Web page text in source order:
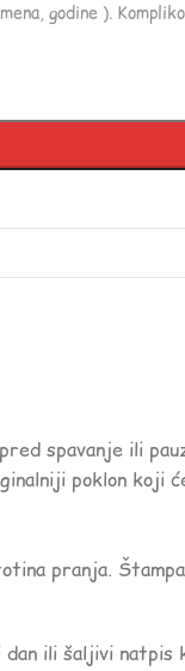
godine ).
spavanje ili
poklon koji
pranja.
ili šaljivi natpis